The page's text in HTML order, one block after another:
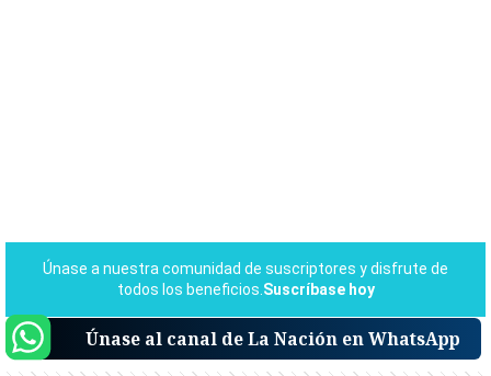
Únase al canal de La Nación en WhatsApp